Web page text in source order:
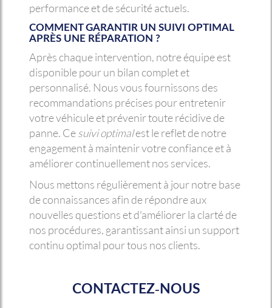
performance et de sécurité actuels.
COMMENT GARANTIR UN SUIVI OPTIMAL
APRÈS UNE RÉPARATION ?
Après chaque intervention, notre équipe est
disponible pour un bilan complet et
personnalisé. Nous vous fournissons des
recommandations précises pour entretenir
votre véhicule et prévenir toute récidive de
panne. Cesuivi optimalest le reflet de notre
engagement à maintenir votre confiance et à
améliorer continuellement nos services.
Nous mettons régulièrement à jour notre base
de connaissances afin de répondre aux
nouvelles questions et d'améliorer la clarté de
nos procédures, garantissant ainsi un support
continu optimal pour tous nos clients.
CONTACTEZ-NOUS